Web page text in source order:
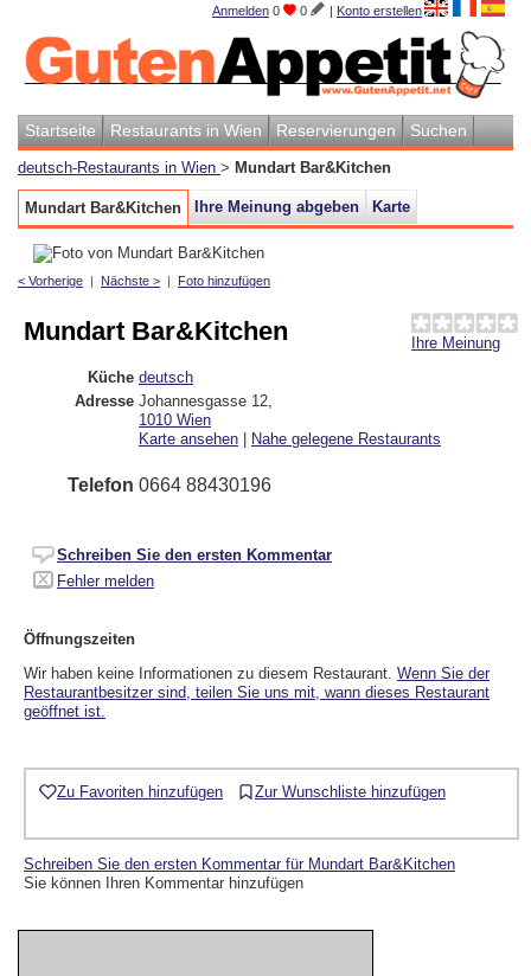
Anmelden 0 0 | Konto erstellen
Startseite Restaurants in Wien Reservierungen Suchen
deutsch-Restaurants in Wien > Mundart Bar&Kitchen
Mundart Bar&Kitchen Ihre Meinung abgeben Karte
< Vorherige | Nächste > | Foto hinzufügen
Ihre Meinung
Mundart Bar&Kitchen
Küche deutsch
Adresse Johannesgasse 12
1010 Wien
Karte ansehen | Nahe gelegene Restaurants
Telefon 0664 88430196
Schreiben Sie den ersten Kommentar
Fehler melden
Öffnungszeiten
Wir haben keine Informationen zu diesem Restaurant. Wenn Sie der
Restaurantbesitzer sind, teilen Sie uns mit, wann dieses Restaurant
geöffnet ist.
Zu Favoriten hinzufügen Zur Wunschliste hinzufügen
Schreiben Sie den ersten Kommentar für Mundart Bar&Kitchen
Sie können Ihren Kommentar hinzufügen